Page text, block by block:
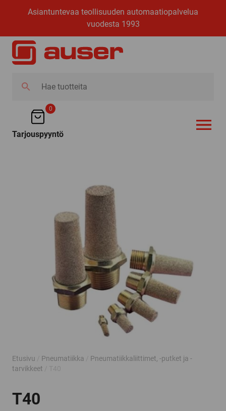
Asiantuntevaa teollisuuden automaatiopalvelua
vuodesta 1993
tuotteita
0
Tarjouspyyntö
Etusivu Pneumatiikka
Pneumatiikkaliittimet, -putket ja -
tarvikkeet
T40